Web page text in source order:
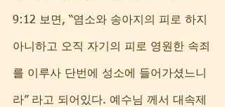
9:12 보면, “염소와 송아지의 피로 하지
아니하고 오직 자기의 피로 영원한 속죄
를 이루사 단번에 성소에 들어가셨느니
라” 라고 되어있다. 예수님 께서 대속제